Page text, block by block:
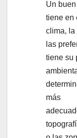
Un
tiene en
clima, la
las
tiene su
más